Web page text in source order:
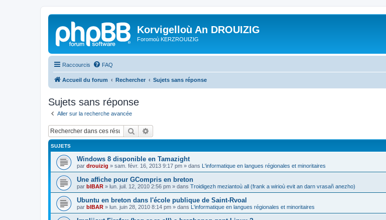
Korvigelloù An DROUIZIG
Foromoù KERZROUIZIG
Raccourcis FAQ
Accueil du forum Rechercher Sujets sans réponse
Sujets sans réponse
Aller sur la recherche avancée
Rechercher
SUJETS
Windows 8 disponible en Tamazight
par drouizig » sam. févr. 16, 2013 9:17 pm » dans L'informatique en langues régionales et minoritaires
Une affiche pour GCompris en breton
par bIBAR » lun. juil. 12, 2010 2:56 pm » dans Troidigezh meziantoù all (frank a wirioù evit an darn vrasañ anezho)
Ubuntu en breton dans l'école publique de Saint-Rvoal
par bIBAR » lun. juin 28, 2010 8:14 pm » dans L'informatique en langues régionales et minoritaires